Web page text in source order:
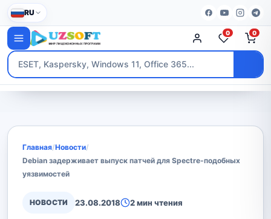
RU
0 0
Главная/Новости/
Debian задерживает выпуск патчей для Spectre-подобных
уязвимостей
НОВОСТИ 23.08.2018 2 мин чтения